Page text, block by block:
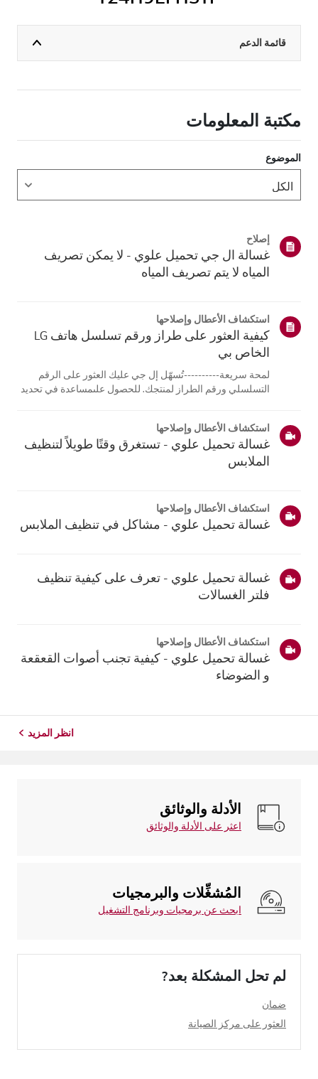
قائمة الدعم
مكتبة المعلومات
الموضوع
إصلاح
غسالة ال جي تحميل علوي - لا يمكن تصريف
المياه لا يتم تصريف المياه
استكشاف الأعطال وإصلاحها
كيفية العثور على طراز ورقم تسلسل هاتف LG
الخاص بي
لمحة سريعة----------تُسهّل إل جي عليك العثور على الرقم
التسلسلي ورقم الطراز لمنتجك. للحصول علىمساعدة في تحديد
تختلف الصور أو ا...
استكشاف الأعطال وإصلاحها
غسالة تحميل علوي - تستغرق وقتًا طويلاً لتنظيف
الملابس
استكشاف الأعطال وإصلاحها
غسالة تحميل علوي - مشاكل في تنظيف الملابس
غسالة تحميل علوي - تعرف على كيفية تنظيف
فلتر الغسالات
استكشاف الأعطال وإصلاحها
غسالة تحميل علوي - كيفية تجنب أصوات القعقعة
و الضوضاء
انظر المزيد
الأدلة والوثائق
اعثر على الأدلة والوثائق
المُشغِّلات والبرمجيات
ابحث عن برمجيات وبرنامج التشغيل
لم تحل المشكلة بعد?
ضمان
العثور على مركز الصيانة